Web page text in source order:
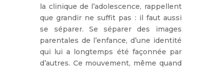
la clinique de l’adolescence, rappellent
que grandir ne suffit pas : il faut aussi
se séparer. Se séparer des images
parentales de l’enfance, d’une identité
qui lui a longtemps été façonnée par
d’autres. Ce mouvement, même quand